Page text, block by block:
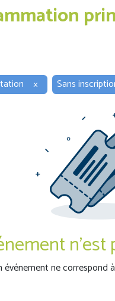
× Sans
événement ne correspond